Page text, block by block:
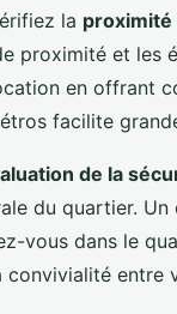
la proximité
proximité et les
en offrant
facilite
de la
du quartier.
vous dans le
convivialité entre